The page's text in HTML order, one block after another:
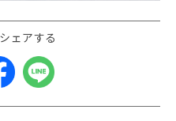
ェアする